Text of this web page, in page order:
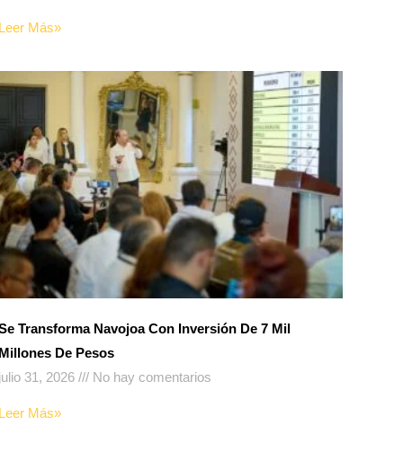
Más»
Transforma Navojoa Con Inversión De 7 Mil
De Pesos
31, 2026
No hay comentarios
Más»